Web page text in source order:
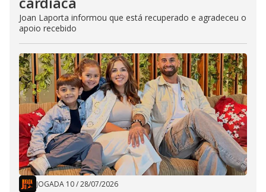
Joan Laporta informou que está recuperado e agradeceu o
apoio recebido
JOGADA 10/28/07/2026